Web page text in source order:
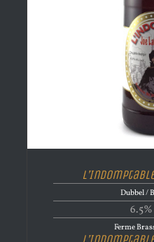
Dubbel /
Ferme